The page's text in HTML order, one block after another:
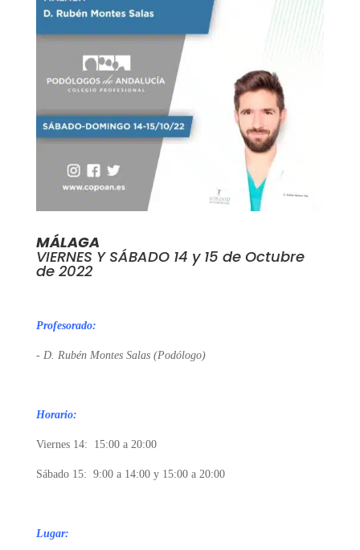
MÁLAGA
VIERNES Y SÁBADO 14 y 15 de Octubre
de 2022
Profesorado:
- D. Rubén Montes Salas (Podólogo)
Horario:
Viernes 14: 15:00 a 20:00
Sábado 15: 9:00 a 14:00 y 15:00 a 20:00
Lugar: